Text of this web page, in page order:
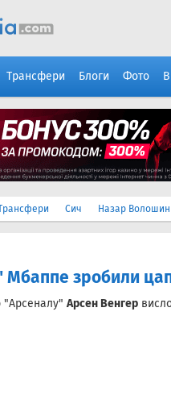
Трансфери Блоги Фото
Сич Назар Волошин
Мбаппе зробили
"Арсеналу" Арсен Венгер